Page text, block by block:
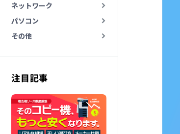
ネットワーク
パソコン
その他
注目記事